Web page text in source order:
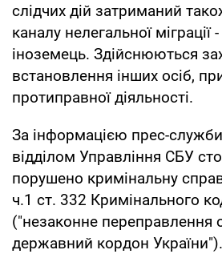
слідчих дій затриманий
каналу нелегальної міграції
іноземець. Здійснюються
встановлення інших осіб,
протиправної діяльності.
За інформацією прес-
відділом Управління СБУ
порушено кримінальну
ч.1 ст. 332 Кримінального
("незаконне переправлення
державний кордон України").